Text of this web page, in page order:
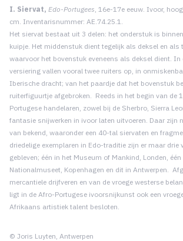
I. Siervat, Edo-Portugees , 16e-17e eeuw. Ivoor,
cm. Inventarisnummer: AE.74.25.1.
Het siervat bestaat uit 3 delen: het onderstuk is
kuipje. Het middenstuk dient tegelijk als deksel en als
waarvoor het bovenstuk eveneens als deksel dient. In
versiering vallen vooral twee ruiters op, in
Iberische dracht; van het paardje dat het bovenstuk
ruiterfiguurtje afgebroken. Reeds in het begin van de
Portugese handelaren, zowel bij de Sherbro, Sierra
fantasie snijwerken in ivoor laten uitvoeren. Daar zijn
van bekend, waaronder een 40-tal siervaten en
driedelige exemplaren in Edo-traditie zijn er maar drie
gebleven; één in het Museum of Mankind, Londen,
Nationalmuseet, Kopenhagen en dit in Antwerpen.
mercantiele drijfveren en van de vroege westerse
ligt in de Afro-Portugese ivoorsnijkunst ook een
Afrikaans artistiek talent besloten.
© Joris Luyten, Antwerpen